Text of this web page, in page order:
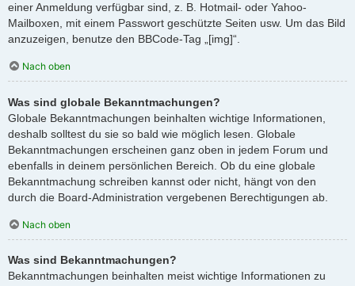
einer Anmeldung verfügbar sind, z. B. Hotmail- oder Yahoo-
Mailboxen, mit einem Passwort geschützte Seiten usw. Um das Bild
anzuzeigen, benutze den BBCode-Tag „[img]“.
Nach oben
Was sind globale Bekanntmachungen?
Globale Bekanntmachungen beinhalten wichtige Informationen,
deshalb solltest du sie so bald wie möglich lesen. Globale
Bekanntmachungen erscheinen ganz oben in jedem Forum und
ebenfalls in deinem persönlichen Bereich. Ob du eine globale
Bekanntmachung schreiben kannst oder nicht, hängt von den
durch die Board-Administration vergebenen Berechtigungen ab.
Nach oben
Was sind Bekanntmachungen?
Bekanntmachungen beinhalten meist wichtige Informationen zu